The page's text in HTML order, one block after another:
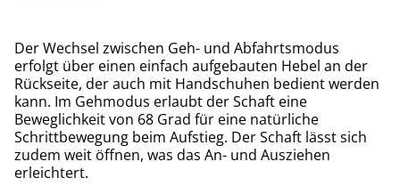
Der Wechsel zwischen Geh- und Abfahrtsmodus
erfolgt über einen einfach aufgebauten Hebel an der
Rückseite, der auch mit Handschuhen bedient werden
kann. Im Gehmodus erlaubt der Schaft eine
Beweglichkeit von 68 Grad für eine natürliche
Schrittbewegung beim Aufstieg. Der Schaft lässt sich
zudem weit öffnen, was das An- und Ausziehen
erleichtert.